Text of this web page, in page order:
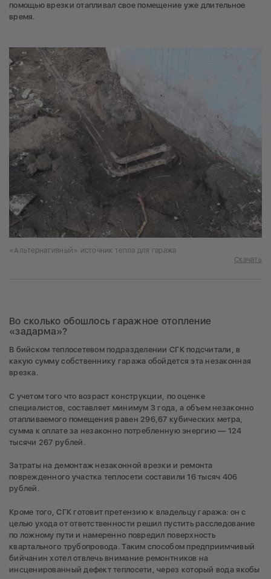
помощью врезки отапливал свое помещение уже длительное
время.
«Альтернативный» источник тепла для гаража
Скачать
Во сколько обошлось гаражное отопление
«задарма»?
В бийском теплосетевом подразделении СГК подсчитали, в
какую сумму собственнику гаража обойдется эта незаконная
врезка.
С учетом того что возраст конструкции, по оценке
специалистов, составляет минимум 3 года, а объем незаконно
отапливаемого помещения равен 296,67 кубических метра,
сумма к оплате за незаконно потребленную энергию — 124
тысячи 267 рублей.
Затраты на демонтаж незаконной врезки и ремонта
поврежденного участка теплосети составили 16 тысяч 406
рублей.
Кроме того, СГК готовит претензию к владельцу гаража: он с
целью ухода от ответственности решил пустить расследование
по ложному пути и намеренно повредил поверхность
квартального трубопровода. Таким способом предприимчивый
бийчанин хотел отвлечь внимание ремонтников на
инсценированный дефект теплосети, через который вода якобы